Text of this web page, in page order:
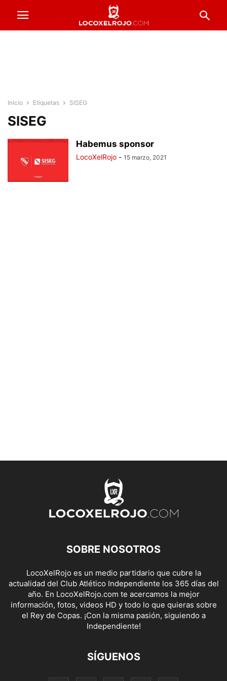
Inicio Etiquetas SISEG
SISEG
Habemus sponsor
LocoXelRojo - 15 marzo, 2021
SOBRE NOSOTROS
LocoXelRojo es un medio partidario que cubre la
actualidad del Club Atlético Independiente los 365 días del
año. En LocoXelRojo.com te acercamos la mejor
información, fotos, videos HD y todo lo que quieras sobre
el Rey de Copas. ¡Con la misma pasión, siguiendo a
Independiente!
SÍGUENOS